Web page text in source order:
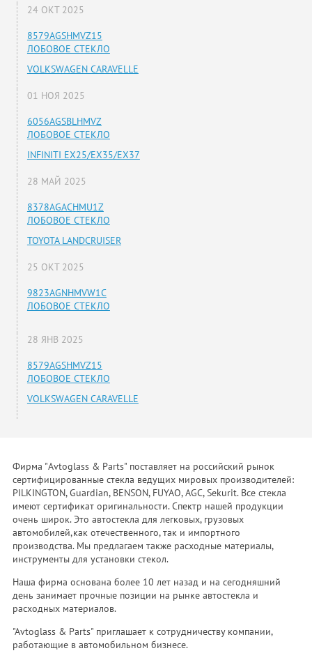
24 ОКТ 2025
8579AGSHMVZ15
ЛОБОВОЕ СТЕКЛО
VOLKSWAGEN CARAVELLE
01 НОЯ 2025
6056AGSBLHMVZ
ЛОБОВОЕ СТЕКЛО
INFINITI EX25/EX35/EX37
28 МАЙ 2025
8378AGACHMU1Z
ЛОБОВОЕ СТЕКЛО
TOYOTA LANDCRUISER
25 ОКТ 2025
9823AGNHMVW1C
ЛОБОВОЕ СТЕКЛО
28 ЯНВ 2025
8579AGSHMVZ15
ЛОБОВОЕ СТЕКЛО
VOLKSWAGEN CARAVELLE
Фирма "Avtoglass & Parts" поставляет на российский рынок
сертифицированные стекла ведущих мировых производителей:
PILKINGTON, Guardian, BENSON, FUYAO, AGC, Sekurit. Все стекла
имеют сертификат оригинальности. Спектр нашей продукции
очень широк. Это автостекла для легковых, грузовых
автомобилей,как отечественного, так и импортного
производства. Мы предлагаем также расходные материалы,
инструменты для установки стекол.
Наша фирма основана более 10 лет назад и на сегодняшний
день занимает прочные позиции на рынке автостекла и
расходных материалов.
"Avtoglass & Parts" приглашает к сотрудничеству компании,
работающие в автомобильном бизнесе.